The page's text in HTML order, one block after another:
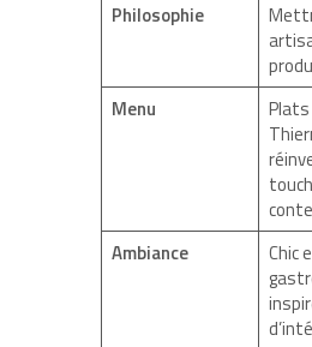
Philosophie
Menu
Ambiance
Chic